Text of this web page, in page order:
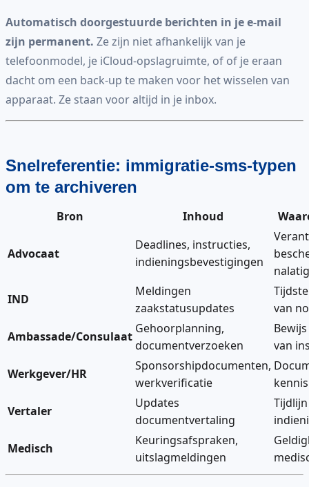
Automatisch doorgestuurde berichten in je e-mail
zijn permanent. Ze zijn niet afhankelijk van je
telefoonmodel, je iCloud-opslagruimte, of of je eraan
dacht om een back-up te maken voor het wisselen van
apparaat. Ze staan voor altijd in je inbox.
Snelreferentie: immigratie-sms-typen
om te archiveren
Bron Inhoud
Advocaat
Deadlines, instructies,
indieningsbevestigingen
IND
Meldingen
zaakstatusupdates
van
Ambassade/Consulaat
Gehoorplanning,
documentverzoeken
van
Werkgever/HR
Sponsorshipdocumenten,
werkverificatie
Vertaler
Updates
documentvertaling
Tijdlijn
Medisch
Keuringsafspraken,
uitslagmeldingen